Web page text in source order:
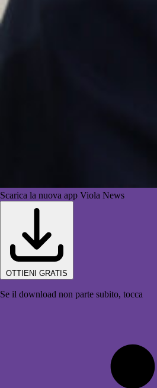
Scarica la nuova app Viola News
OTTIENI GRATIS
Se il download non parte subito, tocca